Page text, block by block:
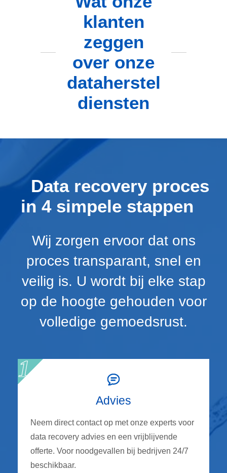
klanten
zeggen
over onze
dataherstel
diensten
Data recovery proces
in 4 simpele stappen
Wij zorgen ervoor dat ons
proces transparant, snel en
veilig is. U wordt bij elke stap
op de hoogte gehouden voor
volledige gemoedsrust.
Advies
Neem direct contact op met onze experts voor
data recovery advies en een vrijblijvende
offerte. Voor noodgevallen bij bedrijven 24/7
beschikbaar.